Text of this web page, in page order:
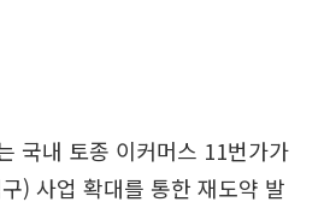
국내 토종 이커머스 11번가가
) 사업 확대를 통한 재도약 발